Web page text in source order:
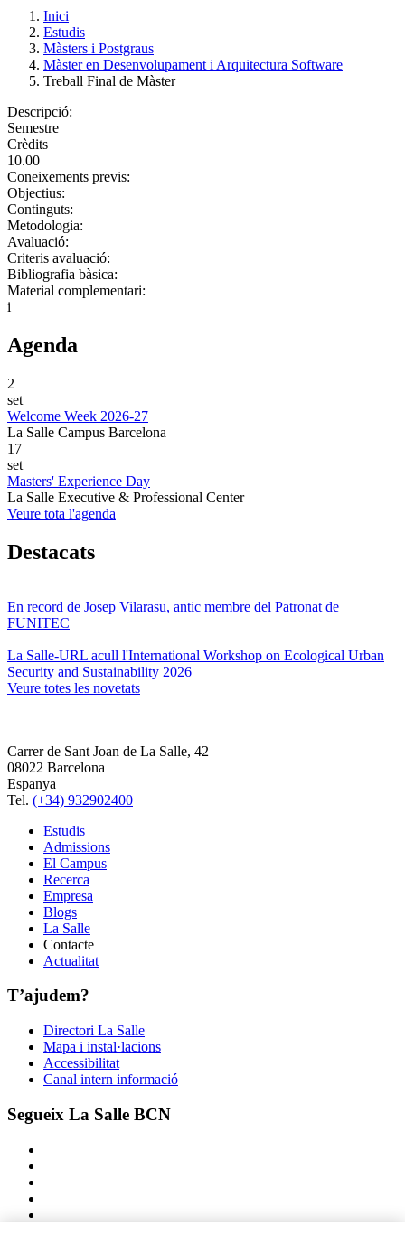
Inici
Estudis
Màsters i Postgraus
Màster en Desenvolupament i Arquitectura Software
Treball Final de Màster
Descripció:
Semestre
Crèdits
10.00
Coneixements previs:
Objectius:
Continguts:
Metodologia:
Avaluació:
Criteris avaluació:
Bibliografia bàsica:
Material complementari:
i
Agenda
2
set
Welcome Week 2026-27
La Salle Campus Barcelona
17
set
Masters' Experience Day
La Salle Executive & Professional Center
Veure tota l'agenda
Destacats
En record de Josep Vilarasu, antic membre del Patronat de
FUNITEC
La Salle-URL acull l'International Workshop on Ecological Urban
Security and Sustainability 2026
Veure totes les novetats
Carrer de Sant Joan de La Salle, 42
08022 Barcelona
Espanya
Tel. (+34) 932902400
Estudis
Admissions
El Campus
Recerca
Empresa
Blogs
La Salle
Contacte
Actualitat
T’ajudem?
Directori La Salle
Mapa i instal·lacions
Accessibilitat
Canal intern informació
Segueix La Salle BCN